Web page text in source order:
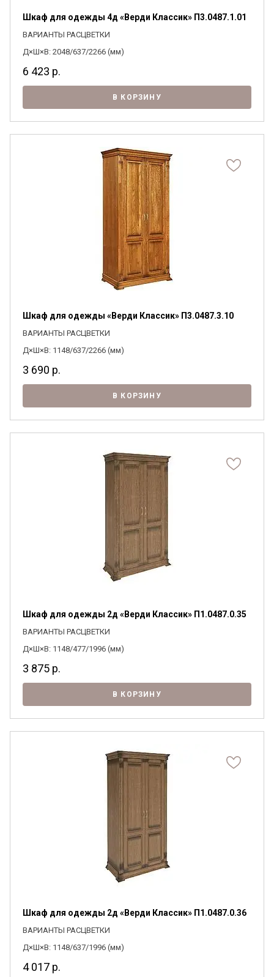
Шкаф для одежды 4д «Верди Классик» П3.0487.1.01
ВАРИАНТЫ РАСЦВЕТКИ
Д×Ш×В: 2048/637/2266 (мм)
6 423 р.
В КОРЗИНУ
Шкаф для одежды «Верди Классик» П3.0487.3.10
ВАРИАНТЫ РАСЦВЕТКИ
Д×Ш×В: 1148/637/2266 (мм)
3 690 р.
В КОРЗИНУ
Шкаф для одежды 2д «Верди Классик» П1.0487.0.35
ВАРИАНТЫ РАСЦВЕТКИ
Д×Ш×В: 1148/477/1996 (мм)
3 875 р.
В КОРЗИНУ
Шкаф для одежды 2д «Верди Классик» П1.0487.0.36
ВАРИАНТЫ РАСЦВЕТКИ
Д×Ш×В: 1148/637/1996 (мм)
4 017 р.